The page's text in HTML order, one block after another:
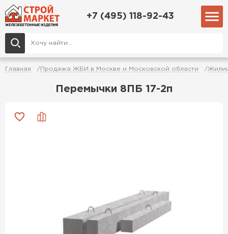
+7 (495) 118-92-43
Главная Продажа ЖБИ в Москве и Московской области
Перемычки 8ПБ 17-2п